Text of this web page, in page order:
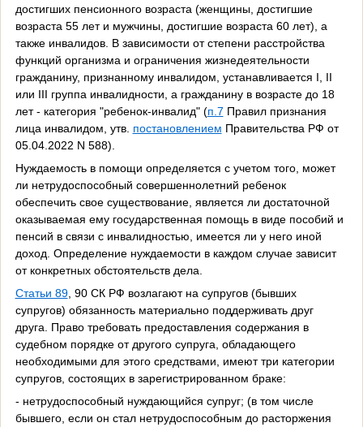
достигших пенсионного возраста (женщины, достигшие
возраста 55 лет и мужчины, достигшие возраста 60 лет), а
также инвалидов. В зависимости от степени расстройства
функций организма и ограничения жизнедеятельности
гражданину, признанному инвалидом, устанавливается I, II
или III группа инвалидности, а гражданину в возрасте до 18
лет - категория "ребенок-инвалид" (п.7 Правил признания
лица инвалидом, утв. постановлением Правительства РФ от
05.04.2022 N 588).
Нуждаемость в помощи определяется с учетом того, может
ли нетрудоспособный совершеннолетний ребенок
обеспечить свое существование, является ли достаточной
оказываемая ему государственная помощь в виде пособий и
пенсий в связи с инвалидностью, имеется ли у него иной
доход. Определение нуждаемости в каждом случае зависит
от конкретных обстоятельств дела.
Статьи 89, 90 СК РФ возлагают на супругов (бывших
супругов) обязанность материально поддерживать друг
друга. Право требовать предоставления содержания в
судебном порядке от другого супруга, обладающего
необходимыми для этого средствами, имеют три категории
супругов, состоящих в зарегистрированном браке:
- нетрудоспособный нуждающийся супруг; (в том числе
бывшего, если он стал нетрудоспособным до расторжения